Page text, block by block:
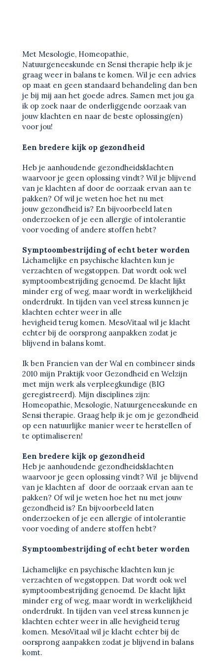
Met Mesologie, Homeopathie,
Natuurgeneeskunde en Sensi therapie help ik je
graag weer in balans te komen. Wil je een advies
op maat en geen standaard behandeling dan ben
je bij mij aan het goede adres. Samen met jou ga
ik op zoek naar de onderliggende oorzaak van
jouw klachten en naar de beste oplossing(en)
voor jou!
Een bredere kijk op gezondheid
Heb je aanhoudende gezondheidsklachten
waarvoor je geen oplossing vindt? Wil je blijvend
van je klachten af door de oorzaak ervan aan te
pakken? Of wil je weten hoe het nu met
jouw gezondheid is? En bijvoorbeeld laten
onderzoeken of je een allergie of intolerantie
voor voeding of andere stoffen hebt?
Symptoombestrijding of echt beter worden
Lichamelijke en psychische klachten kun je
verzachten of wegstoppen. Dat wordt ook wel
symptoombestrijding genoemd. De klacht lijkt
minder erg of weg, maar wordt in werkelijkheid
onderdrukt. In tijden van veel stress kunnen je
klachten echter weer in alle
hevigheid terug komen. MesoVitaal wil je klacht
echter bij de oorsprong aanpakken zodat je
blijvend in balans komt.
Ik ben Francien van der Wal en combineer sinds
2010 mijn Praktijk voor Gezondheid en Welzijn
met mijn werk als verpleegkundige (BIG
geregistreerd). Mijn disciplines zijn:
Homeopathie, Mesologie, Natuurgeneeskunde en
Sensi therapie. Graag help ik je om je gezondheid
op een natuurlijke manier weer te herstellen of
te optimaliseren!
Een bredere kijk op gezondheid
Heb je aanhoudende gezondheidsklachten
waarvoor je geen oplossing vindt? Wil je blijvend
van je klachten af door de oorzaak ervan aan te
pakken? Of wil je weten hoe het nu met jouw
gezondheid is? En bijvoorbeeld laten
onderzoeken of je een allergie of intolerantie
voor voeding of andere stoffen hebt?
Symptoombestrijding of echt beter worden
Lichamelijke en psychische klachten kun je
verzachten of wegstoppen. Dat wordt ook wel
symptoombestrijding genoemd. De klacht lijkt
minder erg of weg, maar wordt in werkelijkheid
onderdrukt. In tijden van veel stress kunnen je
klachten echter weer in alle hevigheid terug
komen. MesoVitaal wil je klacht echter bij de
oorsprong aanpakken zodat je blijvend in balans
komt.